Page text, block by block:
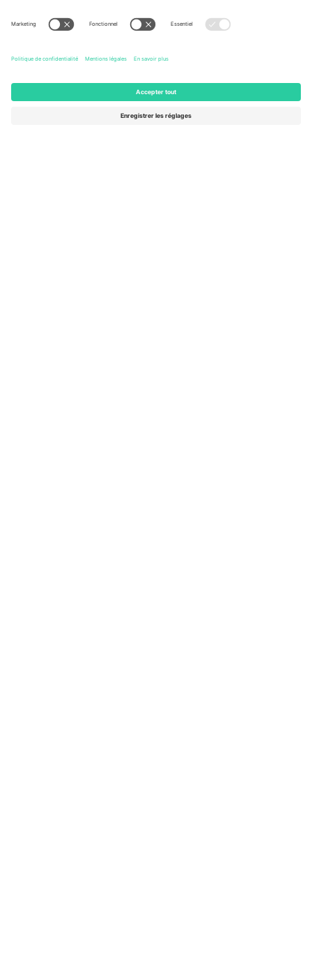
4
Basketball World Cup
Berlin, Germany
24 Billets
de168 €